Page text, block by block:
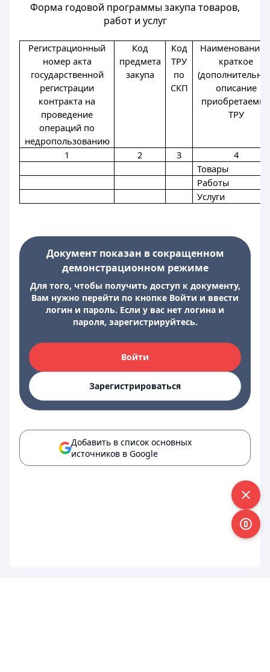
Форма годовой программы закупа товаров,
работ и услуг
Регистрационный
номер акта
государственной
регистрации
контракта на
проведение
операций по
недропользованию
Код
предмета
закупа
Код
ТРУ
по
СКП
Наименование
краткое
описание
приобретаемых
ТРУ
1 2 3
4
Товары
Работы
Услуги
Документ показан в сокращенном
демонстрационном режиме
Для того, чтобы получить доступ к документу,
Вам нужно перейти по кнопке Войти и ввести
логин и пароль. Если у вас нет логина и
пароля, зарегистрируйтесь.
Войти
Зарегистрироваться
Добавить в список основных
источников в Google